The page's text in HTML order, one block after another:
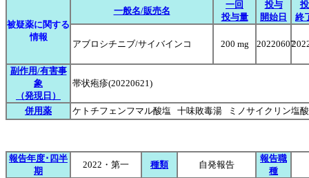
被疑薬に関する
情報
一般名/販売名
一回
投与量
投与
開始日
終
アブロシチニブ/サイバインコ 200 mg 20220607
副作用/有害事
象
（発現日）
帯状疱疹(20220621)
併用薬 ケトチフェンフマル酸塩 十味敗毒湯 ミノサイクリン塩
報告年度･四半
期
2022・第一 種類 自発報告
報告職
種